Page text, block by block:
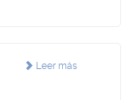
Leer más